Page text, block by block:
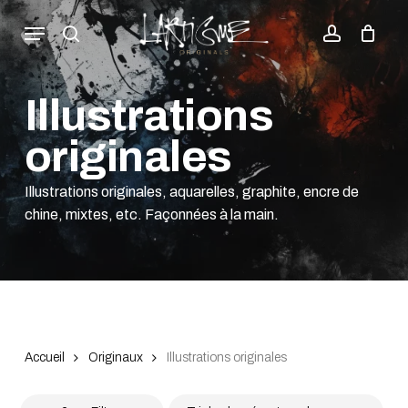
Skip
to
main
content
search account
Menu
Panier
Close
Illustrations
originales
Illustrations originales, aquarelles, graphite, encre de
chine, mixtes, etc. Façonnées à la main.
Accueil Originaux Illustrations originales
Fermer
filtres